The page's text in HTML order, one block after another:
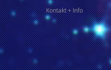
Kontakt + Info